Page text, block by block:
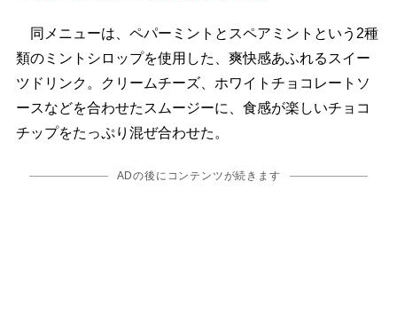
同メニューは、ペパーミントとスペアミントという2種
類のミントシロップを使用した、爽快感あふれるスイー
ツドリンク。クリームチーズ、ホワイトチョコレートソ
ースなどを合わせたスムージーに、食感が楽しいチョコ
チップをたっぷり混ぜ合わせた。
ADの後にコンテンツが続きます